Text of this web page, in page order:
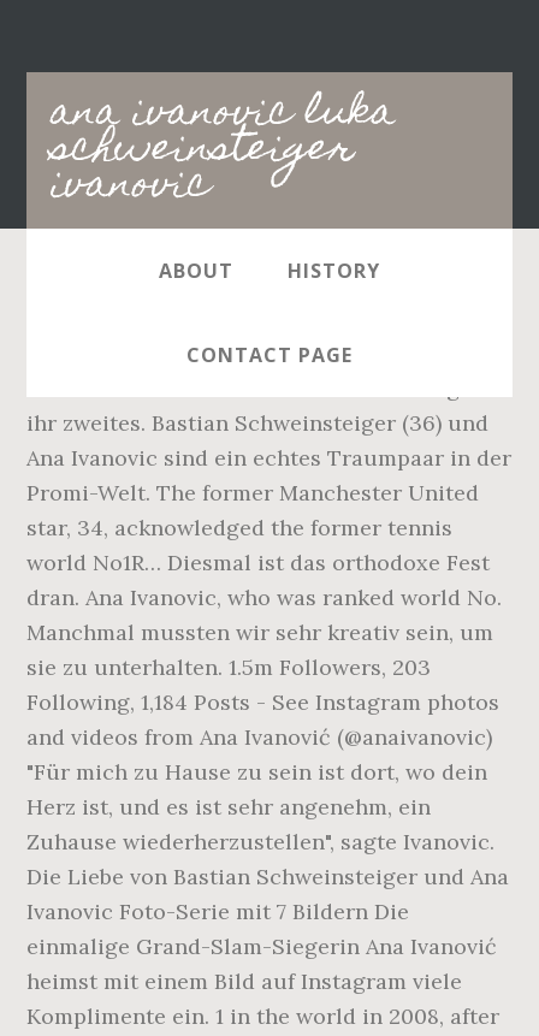
ana ivanovic luka
schweinsteiger
ivanovic
Main
navigation
ABOUT HISTORY
CONTACT PAGE
welcome baby Luka. Nun erwartet die Serbin
ihr zweites. Bastian Schweinsteiger (36) und
Ana Ivanovic sind ein echtes Traumpaar in der
Promi-Welt. The former Manchester United
star, 34, acknowledged the former tennis
world No1R… Diesmal ist das orthodoxe Fest
dran. Ana Ivanovic, who was ranked world No.
Manchmal mussten wir sehr kreativ sein, um
sie zu unterhalten. 1.5m Followers, 203
Following, 1,184 Posts - See Instagram photos
and videos from Ana Ivanović (@anaivanovic)
"Für mich zu Hause zu sein ist dort, wo dein
Herz ist, und es ist sehr angenehm, ein
Zuhause wiederherzustellen", sagte Ivanovic.
Die Liebe von Bastian Schweinsteiger und Ana
Ivanovic Foto-Serie mit 7 Bildern Die
einmalige Grand-Slam-Siegerin Ana Ivanović
heimst mit einem Bild auf Instagram viele
Komplimente ein. 1 in the world in 2008, after